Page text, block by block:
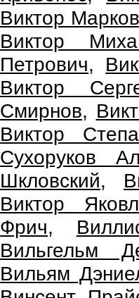
Виктор Марков
Виктор
Петрович,
Виктор
Смирнов,
Виктор
Сухоруков
Шкловский,
Виктор
Фрич,
Вильгельм
Вильям